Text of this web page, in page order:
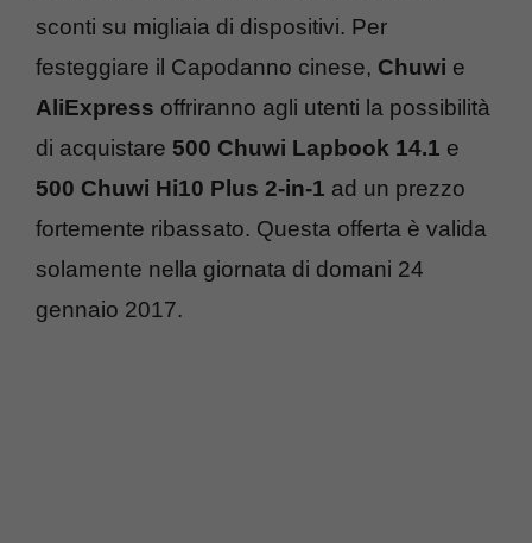
sconti su migliaia di dispositivi. Per
festeggiare il Capodanno cinese, Chuwi e
AliExpress offriranno agli utenti la possibilità
di acquistare 500 Chuwi Lapbook 14.1 e
500 Chuwi Hi10 Plus 2-in-1 ad un prezzo
fortemente ribassato. Questa offerta è valida
solamente nella giornata di domani 24
gennaio 2017.